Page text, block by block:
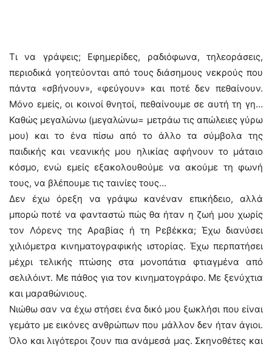
Τι να γράψεις; Εφημερίδες, ραδιόφωνα, τηλεοράσεις,
περιοδικά γοητεύονται από τους διάσημους νεκρούς που
πάντα «σβήνουν», «φεύγουν» και ποτέ δεν πεθαίνουν.
Μόνο εμείς, οι κοινοί θνητοί, πεθαίνουμε σε αυτή τη γη…
Καθώς μεγαλώνω (μεγαλώνω= μετράω τις απώλειες γύρω
μου) και το ένα πίσω από το άλλο τα σύμβολα της
παιδικής και νεανικής μου ηλικίας αφήνουν το μάταιο
κόσμο, ενώ εμείς εξακολουθούμε να ακούμε τη φωνή
τους, να βλέπουμε τις ταινίες τους…
Δεν έχω όρεξη να γράψω κανέναν επικήδειο, αλλά
μπορώ ποτέ να φανταστώ πώς θα ήταν η ζωή μου χωρίς
τον Λόρενς της Αραβίας ή τη Ρεβέκκα; Έχω διανύσει
χιλιόμετρα κινηματογραφικής ιστορίας. Έχω περπατήσει
μέχρι τελικής πτώσης στα μονοπάτια φτιαγμένα από
σελιλόιντ. Με πάθος για τον κινηματογράφο. Με ξενύχτια
και μαραθώνιους.
Νιώθω σαν να έχω στήσει ένα δικό μου ξωκλήσι που είναι
γεμάτο με εικόνες ανθρώπων που μάλλον δεν ήταν άγιοι.
Όλο και λιγότεροι ζουν πια ανάμεσά μας. Σκηνοθέτες και